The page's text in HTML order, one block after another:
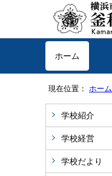
ホーム
現在位置： ホーム
学校紹介
学校経営
学校だより